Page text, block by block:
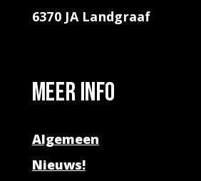
6370 JA Landgraaf
Meer info
Algemeen
Nieuws!